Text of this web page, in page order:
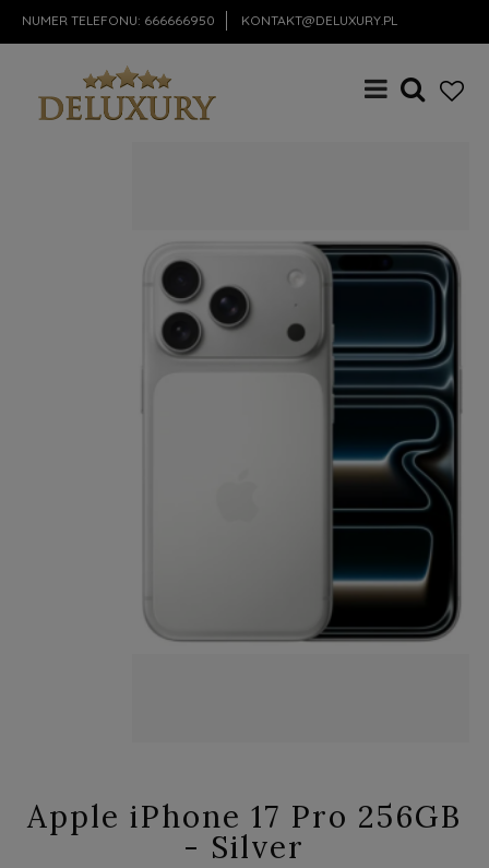
NUMER TELEFONU: 666666950 KONTAKT@DELUXURY.PL
Apple iPhone 17 Pro 256GB
- Silver